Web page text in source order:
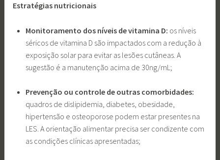
Estratégias nutricionais
Monitoramento dos níveis de vitamina D: os níveis
séricos de vitamina D são impactados com a redução à
exposição solar para evitar as lesões cutâneas. A
sugestão é a manutenção acima de 30ng/mL;
Prevenção ou controle de outras comorbidades:
quadros de dislipidemia, diabetes, obesidade,
hipertensão e osteoporose podem estar presentes na
LES. A orientação alimentar precisa ser condizente com
as condições clínicas apresentadas;